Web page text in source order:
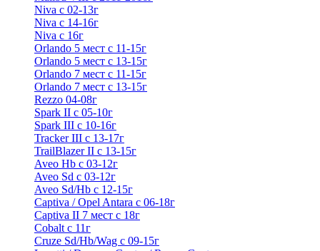
Niva с 02-13г
Niva с 14-16г
Niva с 16г
Orlando 5 мест с 11-15г
Orlando 5 мест с 13-15г
Orlando 7 мест с 11-15г
Orlando 7 мест с 13-15г
Rezzo 04-08г
Spark II с 05-10г
Spark III с 10-16г
Tracker III с 13-17г
TrailBlazer II с 13-15г
Aveo Hb с 03-12г
Aveo Sd с 03-12г
Aveo Sd/Hb с 12-15г
Captiva / Opel Antara с 06-18г
Captiva II 7 мест с 18г
Cobalt с 11г
Cruze Sd/Hb/Wag c 09-15г